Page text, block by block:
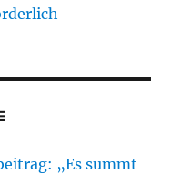
„Es summt